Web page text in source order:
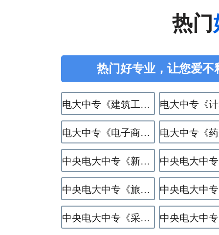
热门
热门好专业，让您爱
电大中专《建筑工程施工》专业
电大中专《电子商务》专业
中央电大中专《新能源汽车运用与维修》专业
中央电大中专《旅游服务与管理》专业
中央电大中专《采矿技术》专业